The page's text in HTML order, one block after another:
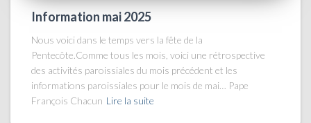
Information mai 2025
Nous voici dans le temps vers la fête de la
Pentecôte.Comme tous les mois, voici une rétrospective
des activités paroissiales du mois précédent et les
informations paroissiales pour le mois de mai… Pape
François Chacun Lire la suite